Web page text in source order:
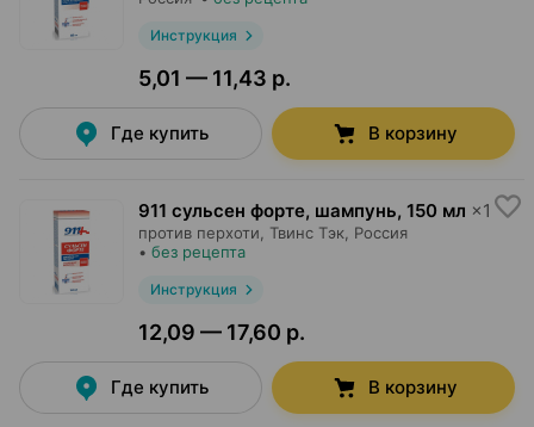
Инструкция
5,01 — 11,43 р.
Где купить В корзину
911 сульсен форте, шампунь, 150 мл ×1
против перхоти, Твинс Тэк , Россия
• без рецепта
Инструкция
12,09 — 17,60 р.
Где купить В корзину